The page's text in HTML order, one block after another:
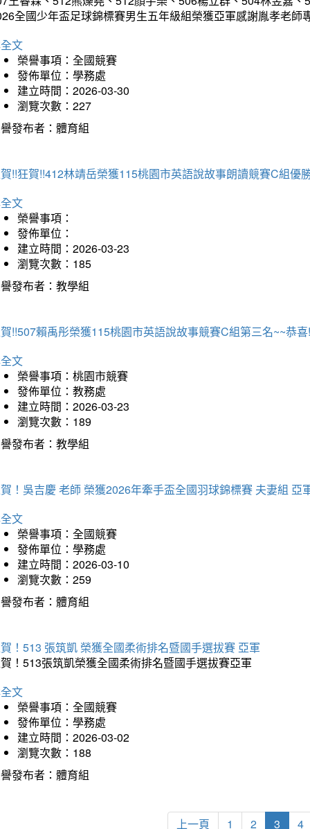
全國少年盃足球錦標賽男生五年級組榮獲亞軍感謝胤孝老師
文
榮譽事項：全國競賽
發佈單位：學務處
建立時間：2026-03-30
瀏覽次數：227
發布者：體育組
!!狂賀!!412林靖岳榮獲115桃園市英語說故事朗讀競賽C組優
文
榮譽事項：
發佈單位：
建立時間：2026-03-23
瀏覽次數：185
發布者：教學組
!!507賴禹彤榮獲115桃園市英語說故事競賽C組第三名~~恭喜
文
榮譽事項：桃園市競賽
發佈單位：教務處
建立時間：2026-03-23
瀏覽次數：189
發布者：教學組
！吳吉慶 老師 榮獲2026年牽手盃全國羽球錦標賽 夫妻組 亞
文
榮譽事項：全國競賽
發佈單位：學務處
建立時間：2026-03-10
瀏覽次數：259
發布者：體育組
！513 張筑凱 榮獲全國柔術排名暨國手選拔賽 亞軍
！513張筑凱榮獲全國柔術排名暨國手選拔賽亞軍
文
榮譽事項：全國競賽
發佈單位：學務處
建立時間：2026-03-02
瀏覽次數：188
發布者：體育組
上一頁 1 2 3 4